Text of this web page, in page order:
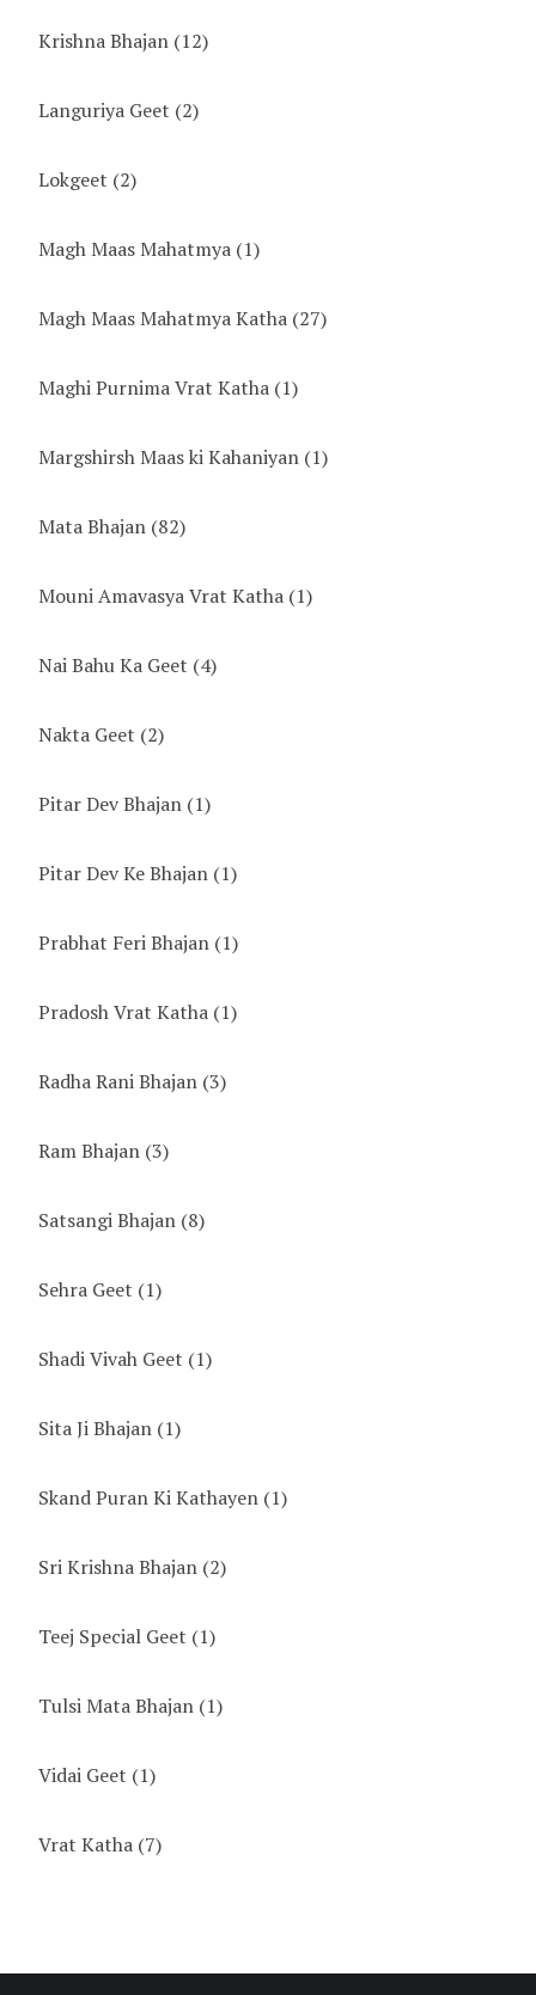
Krishna Bhajan (12)
Languriya Geet (2)
Lokgeet (2)
Magh Maas Mahatmya (1)
Magh Maas Mahatmya Katha (27)
Maghi Purnima Vrat Katha (1)
Margshirsh Maas ki Kahaniyan (1)
Mata Bhajan (82)
Mouni Amavasya Vrat Katha (1)
Nai Bahu Ka Geet (4)
Nakta Geet (2)
Pitar Dev Bhajan (1)
Pitar Dev Ke Bhajan (1)
Prabhat Feri Bhajan (1)
Pradosh Vrat Katha (1)
Radha Rani Bhajan (3)
Ram Bhajan (3)
Satsangi Bhajan (8)
Sehra Geet (1)
Shadi Vivah Geet (1)
Sita Ji Bhajan (1)
Skand Puran Ki Kathayen (1)
Sri Krishna Bhajan (2)
Teej Special Geet (1)
Tulsi Mata Bhajan (1)
Vidai Geet (1)
Vrat Katha (7)